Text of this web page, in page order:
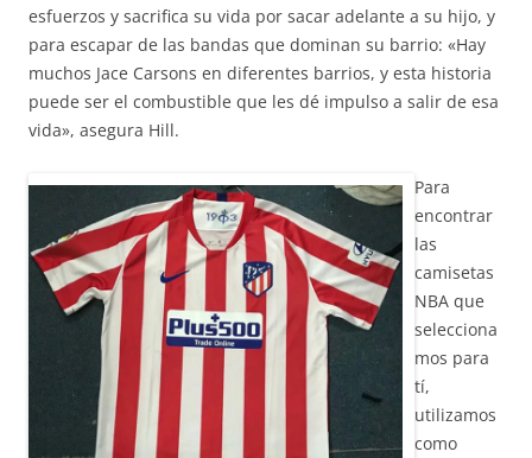
esfuerzos y sacrifica su vida por sacar adelante a su hijo, y
para escapar de las bandas que dominan su barrio: «Hay
muchos Jace Carsons en diferentes barrios, y esta historia
puede ser el combustible que les dé impulso a salir de esa
vida», asegura Hill.
Para
encontrar
las
camisetas
NBA que
selecciona
mos para
tí,
utilizamos
como